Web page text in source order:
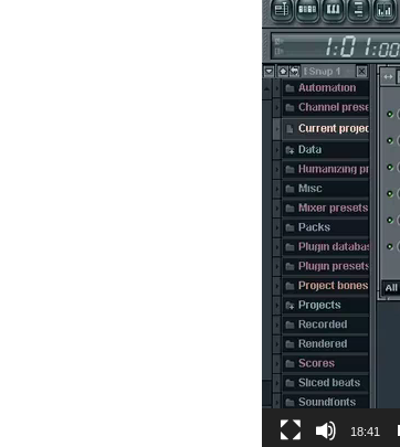
18:41